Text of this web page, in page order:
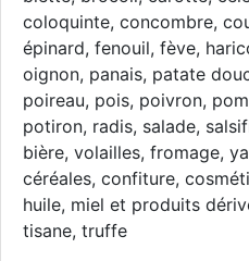
coloquinte, concombre,
épinard, fenouil, fève,
oignon, panais, patate
poireau, pois, poivron,
potiron, radis, salade,
bière, volailles, fromage,
céréales, confiture,
huile, miel et produits
tisane, truffe